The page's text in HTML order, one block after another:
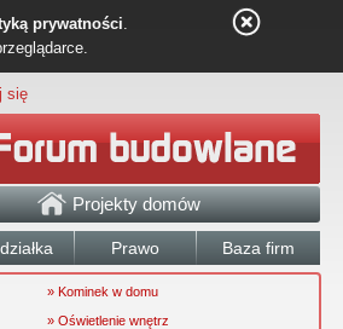
prywatności.
się
Projekty domów
Prawo Baza firm
» Kominek w domu
» Oświetlenie wnętrz